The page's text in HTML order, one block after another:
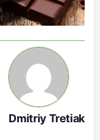
Dmitriy Tretiak